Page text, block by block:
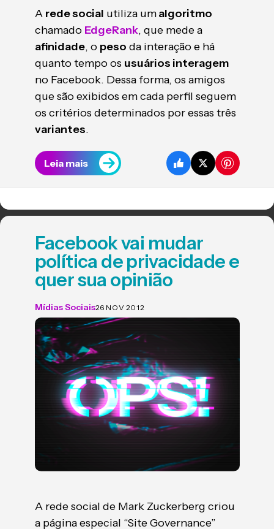
A rede social utiliza umalgoritmo
chamado EdgeRank, que mede a
afinidade, o peso da interação e há
quanto tempo os usuários interagem
no Facebook. Dessa forma, os amigos
que são exibidos em cada perfil seguem
os critérios determinados por essas três
variantes.
Leia mais
Facebook vai mudar
política de privacidade e
quer sua opinião
Mídias Sociais26 NOV 2012
A rede social de Mark Zuckerberg criou
a página especial “Site Governance”